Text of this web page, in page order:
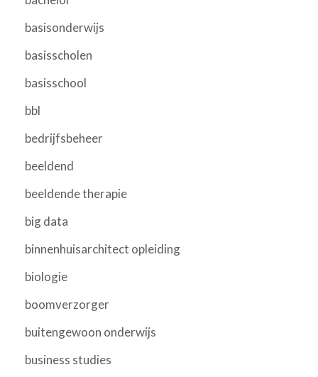
basisonderwijs
basisscholen
basisschool
bbl
bedrijfsbeheer
beeldend
beeldende therapie
big data
binnenhuisarchitect opleiding
biologie
boomverzorger
buitengewoon onderwijs
business studies